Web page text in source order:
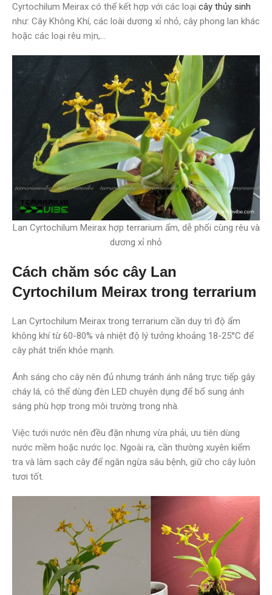
Cyrtochilum Meirax có thể kết hợp với các loại cây thủy sinh
như: Cây Không Khí, các loài dương xỉ nhỏ, cây phong lan khác
hoặc các loại rêu mịn,…
Lan Cyrtochilum Meirax hợp terrarium ẩm, dễ phối cùng rêu và
dương xỉ nhỏ
Cách chăm sóc cây Lan
Cyrtochilum Meirax trong terrarium
Lan Cyrtochilum Meirax trong terrarium cần duy trì độ ẩm
không khí từ 60-80% và nhiệt độ lý tưởng khoảng 18-25°C để
cây phát triển khỏe mạnh.
Ánh sáng cho cây nên đủ nhưng tránh ánh nắng trực tiếp gây
cháy lá, có thể dùng đèn LED chuyên dụng để bổ sung ánh
sáng phù hợp trong môi trường trong nhà.
Việc tưới nước nên đều đặn nhưng vừa phải, ưu tiên dùng
nước mềm hoặc nước lọc. Ngoài ra, cần thường xuyên kiểm
tra và làm sạch cây để ngăn ngừa sâu bệnh, giữ cho cây luôn
tươi tốt.